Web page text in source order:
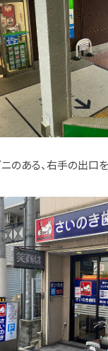
のある、右手の出口を